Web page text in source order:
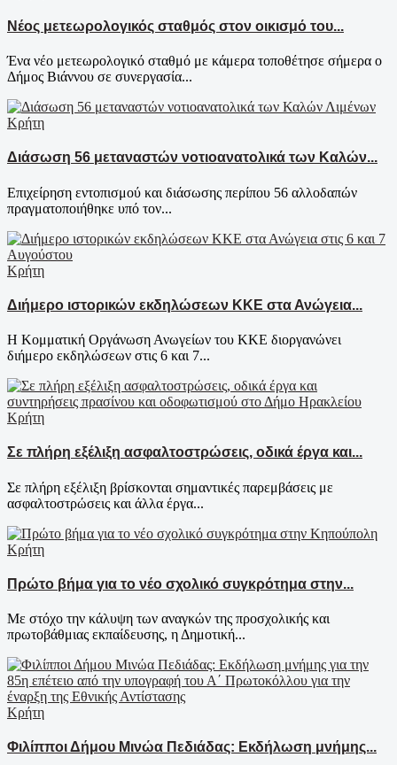
Νέος μετεωρολογικός σταθμός στον οικισμό του...
Ένα νέο μετεωρολογικό σταθμό με κάμερα τοποθέτησε σήμερα ο
Δήμος Βιάννου σε συνεργασία...
Κρήτη
Διάσωση 56 μεταναστών νοτιοανατολικά των Καλών...
Επιχείρηση εντοπισμού και διάσωσης περίπου 56 αλλοδαπών
πραγματοποιήθηκε υπό τον...
Κρήτη
Διήμερο ιστορικών εκδηλώσεων ΚΚΕ στα Ανώγεια...
Η Κομματική Οργάνωση Ανωγείων του ΚΚΕ διοργανώνει
διήμερο εκδηλώσεων στις 6 και 7...
Κρήτη
Σε πλήρη εξέλιξη ασφαλτοστρώσεις, οδικά έργα και...
Σε πλήρη εξέλιξη βρίσκονται σημαντικές παρεμβάσεις με
ασφαλτοστρώσεις και άλλα έργα...
Κρήτη
Πρώτο βήμα για το νέο σχολικό συγκρότημα στην...
Με στόχο την κάλυψη των αναγκών της προσχολικής και
πρωτοβάθμιας εκπαίδευσης, η Δημοτική...
Κρήτη
Φιλίπποι Δήμου Μινώα Πεδιάδας: Εκδήλωση μνήμης...